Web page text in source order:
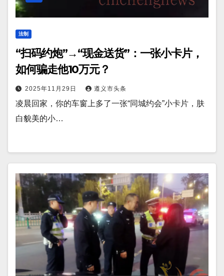
法制
“扫码约炮”→“现金送货”：一张小卡片，
如何骗走他10万元？
2025年11月29日 遵义市头条
凌晨回家，你的车窗上多了一张“同城约会”小卡片，肤
白貌美的小…